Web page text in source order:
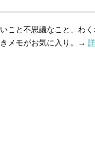
こと不思議なこと、わ
メモがお気に入り。→